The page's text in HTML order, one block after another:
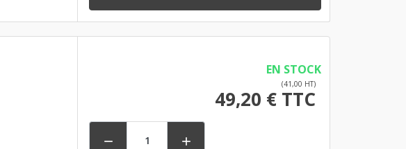
EN STOCK
(41,00 HT)
49,20 € TTC
 